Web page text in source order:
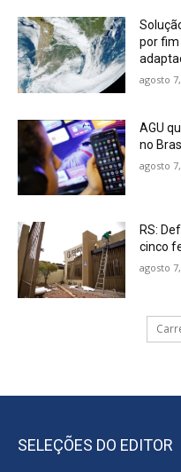
por
agosto
AGU
no
agosto
RS:
cinco
agosto
SELEÇÕES DO EDITOR